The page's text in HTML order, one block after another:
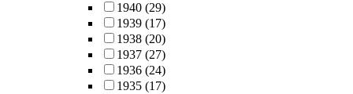
1940 (29)
1939 (17)
1938 (20)
1937 (27)
1936 (24)
1935 (17)